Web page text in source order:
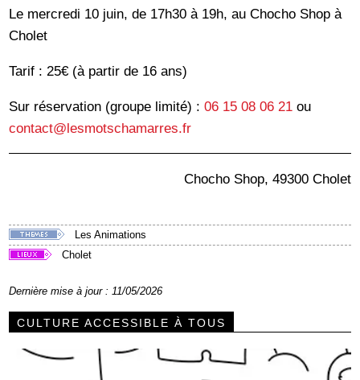
Le mercredi 10 juin, de 17h30 à 19h, au Chocho Shop à
Cholet
Tarif : 25€ (à partir de 16 ans)
Sur réservation (groupe limité) :06 15 08 06 21 ou
contact@lesmotschamarres.fr
Chocho Shop, 49300 Cholet
Les Animations
Cholet
Dernière mise à jour : 11/05/2026
CULTURE ACCESSIBLE À TOUS